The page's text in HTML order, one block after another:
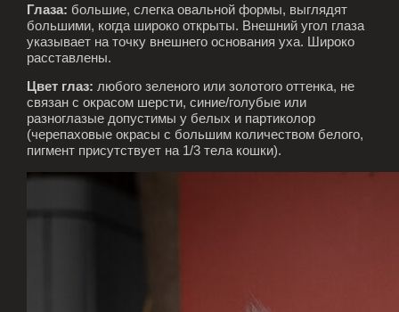
Глаза: большие, слегка овальной формы, выглядят
большими, когда широко открыты. Внешний угол глаза
указывает на точку внешнего основания уха. Широко
расставлены.
Цвет глаз: любого зеленого или золотого оттенка, не
связан с окрасом шерсти, синие/голубые или
разноглазые допустимы у белых и партиколор
(черепаховые окрасы с большим количеством белого,
пигмент присутствует на 1/3 тела кошки).